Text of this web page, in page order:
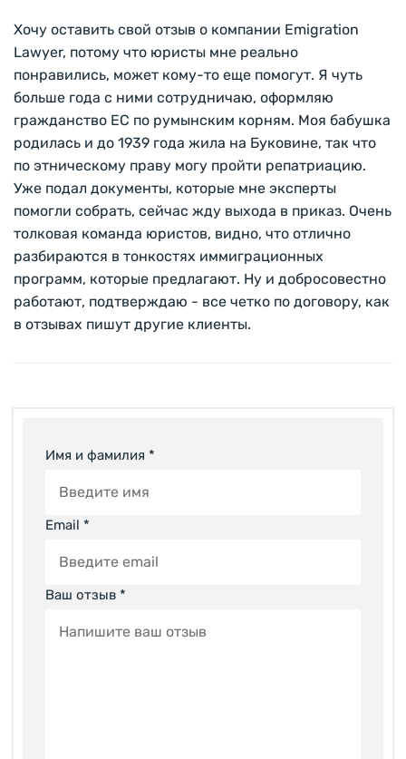
Хочу оставить свой отзыв о компании Emigration
Lawyer, потому что юристы мне реально
понравились, может кому-то еще помогут. Я чуть
больше года с ними сотрудничаю, оформляю
гражданство ЕС по румынским корням. Моя бабушка
родилась и до 1939 года жила на Буковине, так что
по этническому праву могу пройти репатриацию.
Уже подал документы, которые мне эксперты
помогли собрать, сейчас жду выхода в приказ. Очень
толковая команда юристов, видно, что отлично
разбираются в тонкостях иммиграционных
программ, которые предлагают. Ну и добросовестно
работают, подтверждаю - все четко по договору, как
в отзывах пишут другие клиенты.
Ваш отзыв *
Имя и фамилия *
Email *